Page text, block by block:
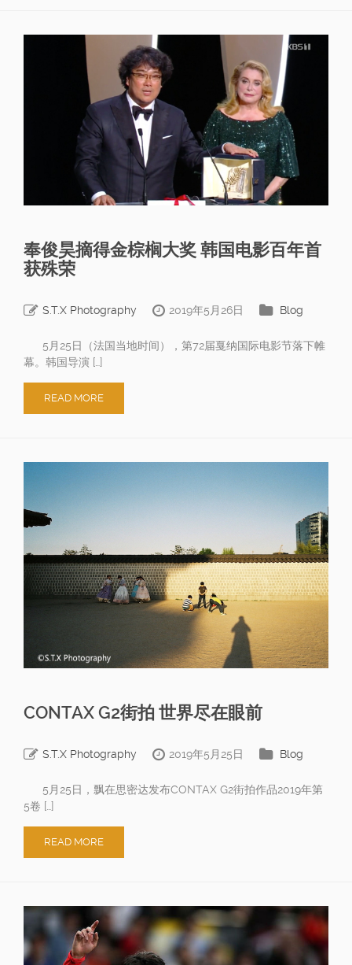
奉俊昊摘得金棕榈大奖 韩国电影百年首
获殊荣
S.T.X Photography 2019年5月26日 Blog
5月25日（法国当地时间），第72届戛纳国际电影节落下帷
幕。韩国导演 […]
READ MORE
CONTAX G2街拍 世界尽在眼前
S.T.X Photography 2019年5月25日 Blog
5月25日，飘在思密达发布CONTAX G2街拍作品2019年第
5卷 […]
READ MORE